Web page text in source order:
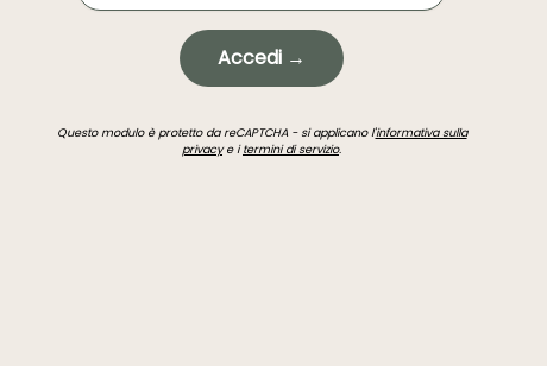
Accedi →
Questo modulo è protetto da reCAPTCHA - si applicano l'informativa sulla
privacye itermini di servizio.